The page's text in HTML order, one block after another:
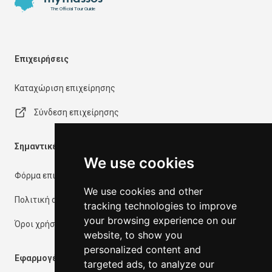
We use cookies
We use cookies and other
tracking technologies to improve
your browsing experience on our
website, to show you
personalized content and
targeted ads, to analyze our
The Official Tour Guide
Επιχειρήσεις
Καταχώριση επιχείρησης
Σύνδεση επιχείρησης
Σημαντικές πληροφορίες
Φόρμα επικοινωνίας
Πολιτική απορρήτου
Όροι χρήσης
Εφαρμογές